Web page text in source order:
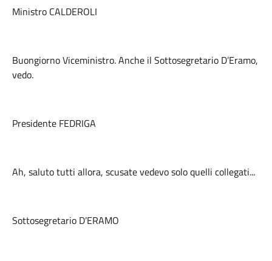
Ministro CALDEROLI
Buongiorno Viceministro. Anche il Sottosegretario D’Eramo,
vedo.
Presidente FEDRIGA
Ah, saluto tutti allora, scusate vedevo solo quelli collegati...
Sottosegretario D’ERAMO